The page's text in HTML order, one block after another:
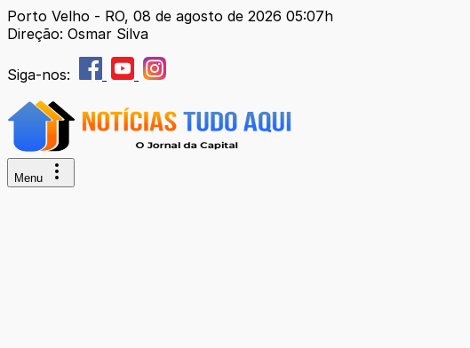
Porto Velho - RO, 08 de agosto de 2026 05:07h
Direção: Osmar Silva
Siga-nos:
Menu